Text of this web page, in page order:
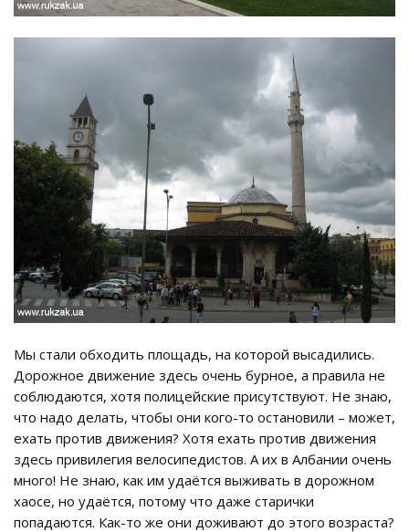
Мы стали обходить площадь, на которой высадились.
Дорожное движение здесь очень бурное, а правила не
соблюдаются, хотя полицейские присутствуют. Не знаю,
что надо делать, чтобы они кого-то остановили – может,
ехать против движения? Хотя ехать против движения
здесь привилегия велосипедистов. А их в Албании очень
много! Не знаю, как им удаётся выживать в дорожном
хаосе, но удаётся, потому что даже старички
попадаются. Как-то же они доживают до этого возраста?